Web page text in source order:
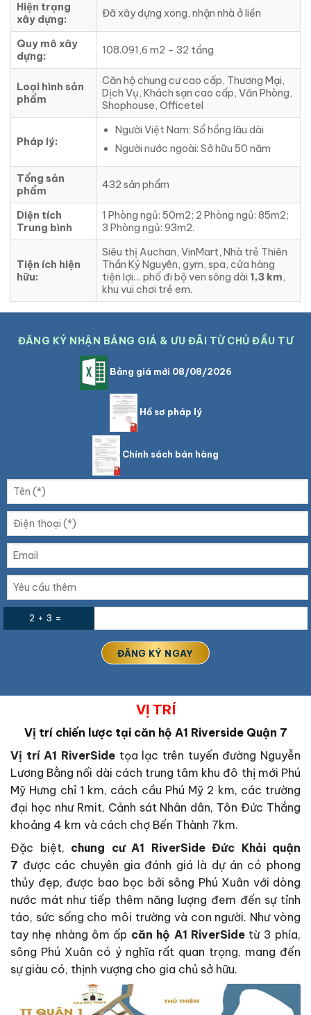
Hiện trạng
xây dựng:
Đã xây dựng xong, nhận nhà ở liền
Quy mô xây
dựng:
108.091,6 m2 – 32 tầng
Loại hình sản
phẩm
Căn hộ chung cư cao cấp, Thương Mại,
Dịch Vụ, Khách sạn cao cấp, Văn Phòng,
Shophouse, Officetel
Pháp lý:
Người Việt Nam: Sổ hồng lâu dài
Người nước ngoài: Sở hữu 50 năm
Tổng sản
phẩm
432 sản phẩm
Diện tích
Trung bình
1 Phòng ngủ: 50m2; 2 Phòng ngủ: 85m2;
3 Phòng ngủ: 93m2.
Tiện ích hiện
hữu:
Siêu thị Auchan, VinMart, Nhà trẻ Thiên
Thần Kỷ Nguyên, gym, spa, cửa hàng
tiện lợi… phố đi bộ ven sông dài 1,3 km,
khu vui chơi trẻ em.
ĐĂNG KÝ NHẬN BẢNG GIÁ & ƯU ĐÃI TỪ CHỦ ĐẦU TƯ
Bảng giá mới 08/08/2026
Hồ sơ pháp lý
Chính sách bán hàng
2 + 3 =
VỊ TRÍ
Vị trí chiến lược tại căn hộ A1 Riverside Quận 7
Vị trí A1 RiverSide tọa lạc trên tuyến đường Nguyễn
Lương Bằng nối dài cách trung tâm khu đô thị mới Phú
Mỹ Hưng chỉ 1 km, cách cầu Phú Mỹ 2 km, các trường
đại học như Rmit, Cảnh sát Nhân dân, Tôn Đức Thắng
khoảng 4 km và cách chợ Bến Thành 7km.
Đặc biệt, chung cư A1 RiverSide Đức Khải quận
7 được các chuyên gia đánh giá là dự án có phong
thủy đẹp, được bao bọc bởi sông Phú Xuân với dòng
nước mát như tiếp thêm năng lượng đem đến sự tỉnh
táo, sức sống cho môi trường và con người. Như vòng
tay nhẹ nhàng ôm ấp căn hộ A1 RiverSidetừ 3 phía,
sông Phú Xuân có ý nghĩa rất quan trọng, mang đến
sự giàu có, thịnh vượng cho gia chủ sở hữu.